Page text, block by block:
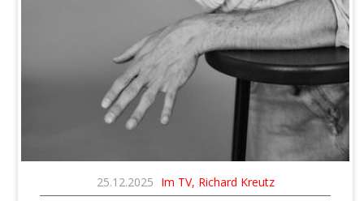
25.12.2025 Im TV, Richard Kreutz